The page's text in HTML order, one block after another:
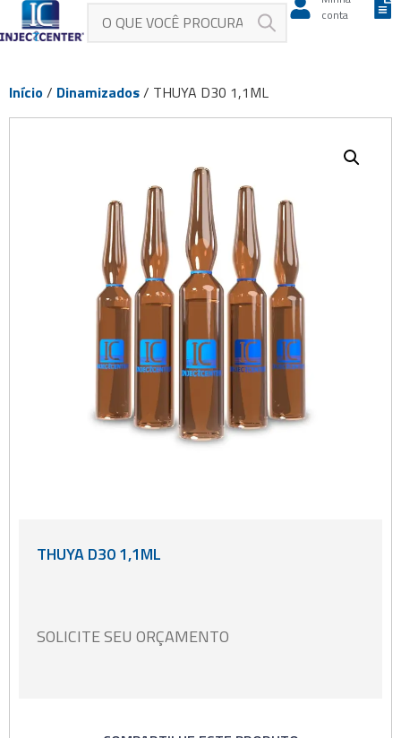
conta
Início/ Dinamizados/ THUYA D30 1,1ML
THUYA D30 1,1ML
SOLICITE SEU ORÇAMENTO